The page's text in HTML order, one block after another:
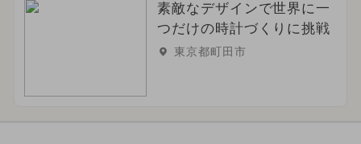
素敵なデザインで世界に一
つだけの時計づくりに挑戦
東京都町田市